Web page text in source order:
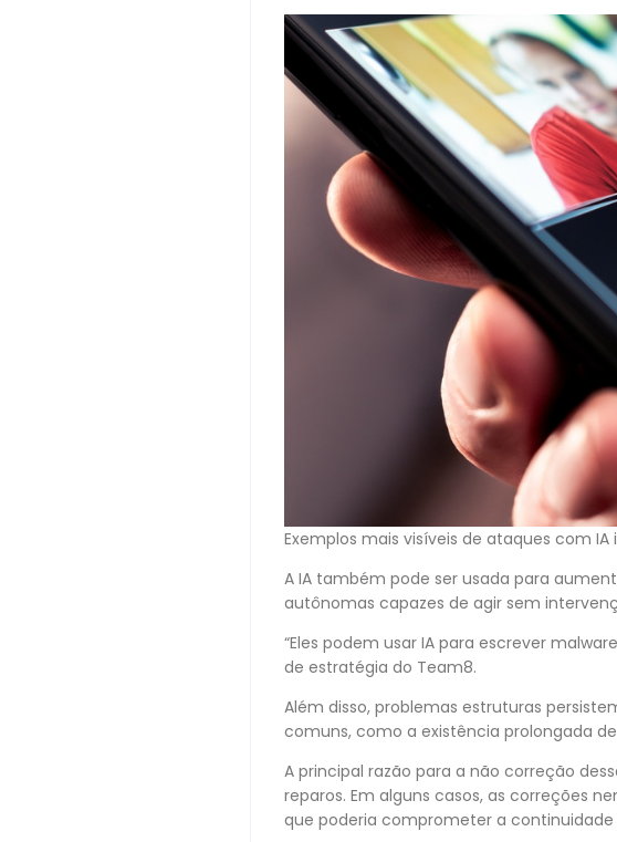
Exemplos mais visíveis de ataques com
A IA também pode ser usada para
autônomas capazes de agir sem
“Eles podem usar IA para escrever
de estratégia do Team8.
Além disso, problemas estruturas
comuns, como a existência prolongada
A principal razão para a não correção
reparos. Em alguns casos, as correções
que poderia comprometer a continuidade